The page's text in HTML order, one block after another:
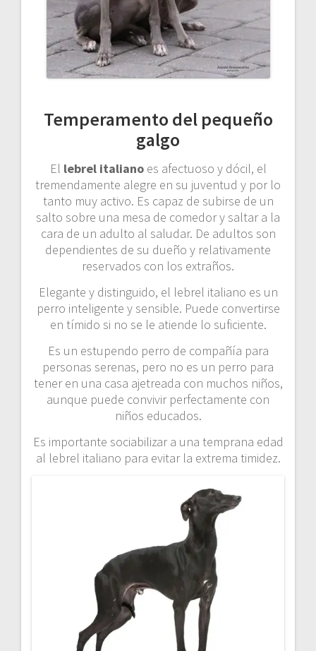
Temperamento del pequeño
galgo
El lebrel italianoes afectuoso y dócil, el
tremendamente alegre en su juventud y por lo
tanto muy activo. Es capaz de subirse de un
salto sobre una mesa de comedor y saltar a la
cara de un adulto al saludar. De adultos son
dependientes de su dueño y relativamente
reservados con los extraños.
Elegante y distinguido, el lebrel italiano es un
perro inteligente y sensible. Puede convertirse
en tímido si no se le atiende lo suficiente.
Es un estupendo perro de compañía para
personas serenas, pero no es un perro para
tener en una casa ajetreada con muchos niños,
aunque puede convivir perfectamente con
niños educados.
Es importante sociabilizar a una temprana edad
al lebrel italiano para evitar la extrema timidez.